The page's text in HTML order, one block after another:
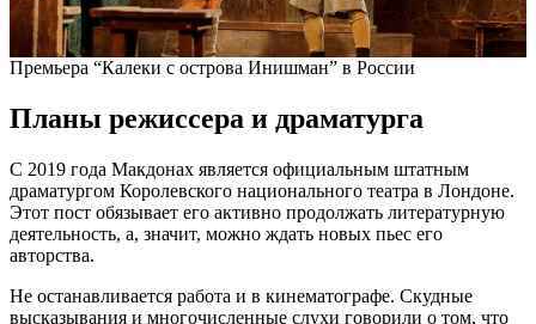
Премьера “Калеки с острова Инишман” в России
Планы режиссера и драматурга
С 2019 года Макдонах является официальным штатным
драматургом Королевского национального театра в Лондоне.
Этот пост обязывает его активно продолжать литературную
деятельность, а, значит, можно ждать новых пьес его
авторства.
Не останавливается работа и в кинематографе. Скудные
высказывания и многочисленные слухи говорили о том, что